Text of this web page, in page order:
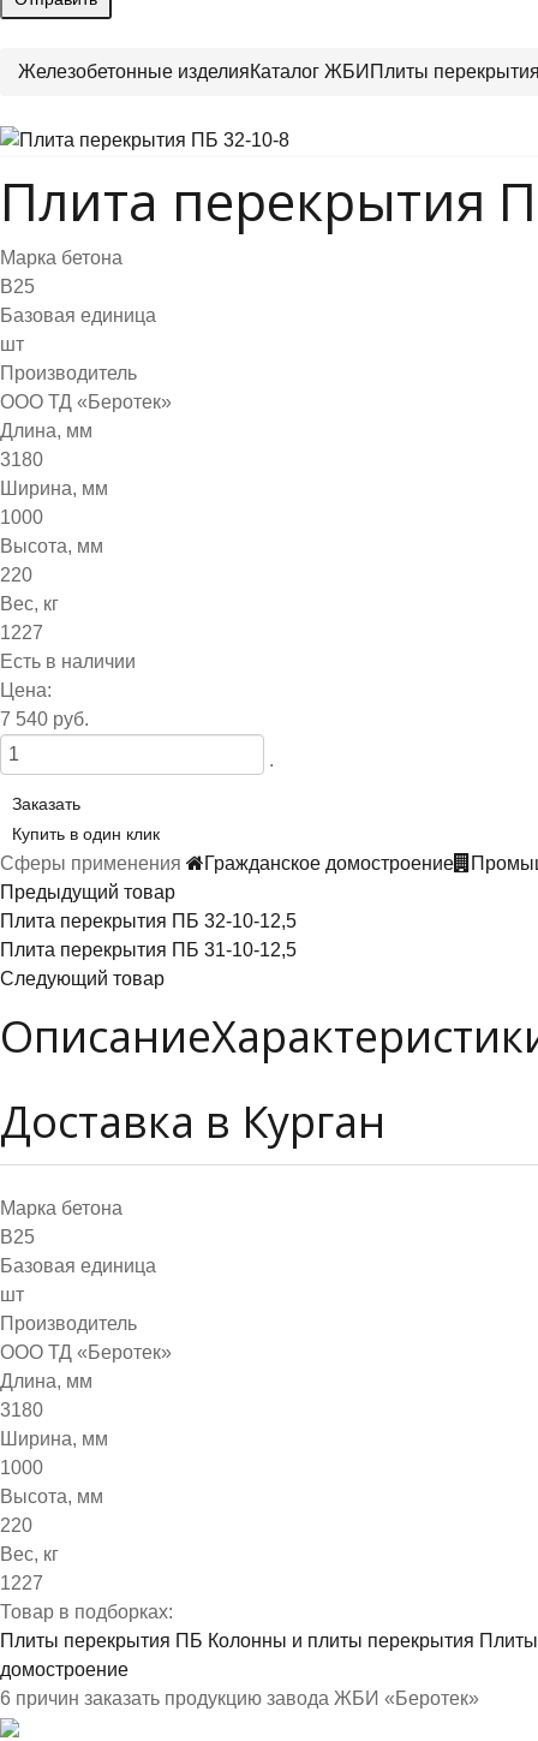
Железобетонные изделияКаталог ЖБИ Плиты
Плита перекрытия
Марка бетона
B25
Базовая единица
шт
Производитель
ООО ТД «Беротек»
Длина, мм
3180
Ширина, мм
1000
Высота, мм
220
Вес, кг
1227
Есть в наличии
Цена:
7 540 руб.
.
Заказать
Купить в один клик
Сферы применения Гражданское домостроение
Предыдущий товар
Плита перекрытия ПБ 32-10-12,5
Плита перекрытия ПБ 31-10-12,5
Следующий товар
Описание
Доставка в Курган
Марка бетона
B25
Базовая единица
шт
Производитель
ООО ТД «Беротек»
Длина, мм
3180
Ширина, мм
1000
Высота, мм
220
Вес, кг
1227
Товар в подборках:
Плиты перекрытия ПБ Колонны и плиты перекрытия
домостроение
6 причин заказать продукцию завода ЖБИ «Беротек»